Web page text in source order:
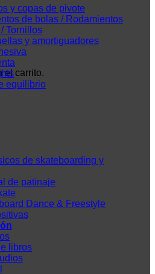
el carrito.
y copas de pivote
de bolas / Rodamientos
Tornillos
y amortiguadores
equilibrio
de skateboarding y
de patinaje
Dance & Freestyle
libros